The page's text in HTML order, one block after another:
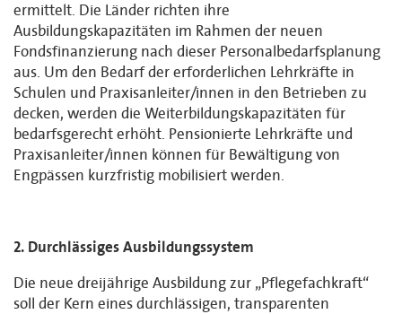
ermittelt. Die Länder richten ihre
Ausbildungskapazitäten im Rahmen der neuen
Fondsfinanzierung nach dieser Personalbedarfsplanung
aus. Um den Bedarf der erforderlichen Lehrkräfte in
Schulen und Praxisanleiter/innen in den Betrieben zu
decken, werden die Weiterbildungskapazitäten für
bedarfsgerecht erhöht. Pensionierte Lehrkräfte und
Praxisanleiter/innen können für Bewältigung von
Engpässen kurzfristig mobilisiert werden.
2. Durchlässiges Ausbildungssystem
Die neue dreijährige Ausbildung zur „Pflegefachkraft“
soll der Kern eines durchlässigen, transparenten